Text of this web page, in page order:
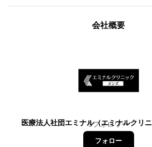
会社概要
医療法人社団エミナル（エミナルクリニ
5フォロワー
フォロー